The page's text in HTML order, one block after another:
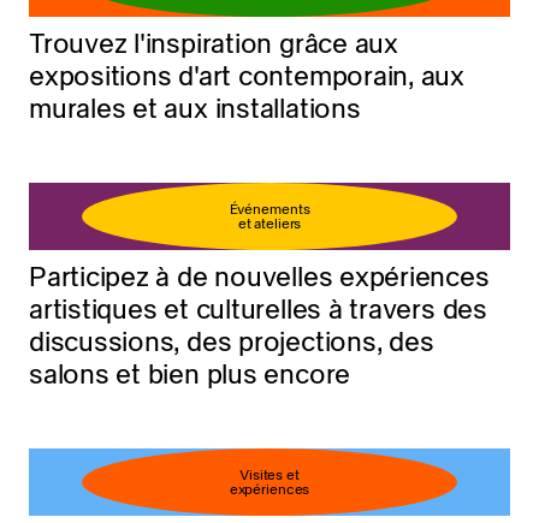
Trouvez l'inspiration grâce aux
expositions d'art contemporain, aux
murales et aux installations
Événements
et ateliers
Participez à de nouvelles expériences
artistiques et culturelles à travers des
discussions, des projections, des
salons et bien plus encore
Visites et
expériences